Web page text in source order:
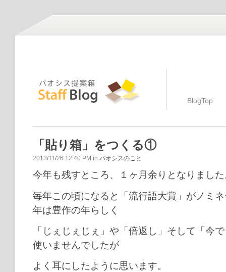
BlogTop
「貼り箱」をつくる①
2013/11/26 12:40 PM in パオシスのこと
今年も残すところ、１ヶ月余りとなりまし
毎年この頃になると「流行語大賞」がノミ
年は豊作の年らしく
「じぇじぇじぇ」や「倍返し」そして「今
使いませんでしたが
よく耳にしたように思います。